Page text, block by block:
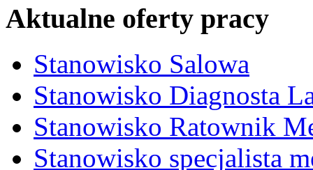
Aktualne oferty pracy
Stanowisko Salowa
Stanowisko Diagnosta
Stanowisko Ratownik
Stanowisko specjalista